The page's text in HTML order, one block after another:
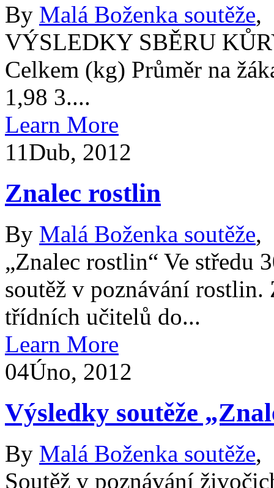
By Malá Boženka soutěže,
VÝSLEDKY SBĚRU
Celkem (kg) Průměr na
1,98 3....
Learn More
11Dub, 2012
Znalec rostlin
By Malá Boženka soutěže,
„Znalec rostlin“ Ve středu
soutěž v poznávání
třídních učitelů do...
Learn More
04Úno, 2012
Výsledky soutěže
By Malá Boženka soutěže,
Soutěž v poznávání